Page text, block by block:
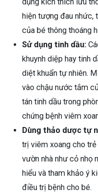
hiện tượng đau nhức,
của bé thông thoáng
Sử dụng tinh dầu:
khuynh diệp hay tinh
diệt khuẩn tự nhiên.
vào chậu nước tắm
tán tinh dầu trong
chứng bệnh viêm
Dùng thảo dược tự
trị viêm xoang cho
vườn nhà như cỏ nhọ
hiểu và tham khảo ý
điều trị bệnh cho bé.